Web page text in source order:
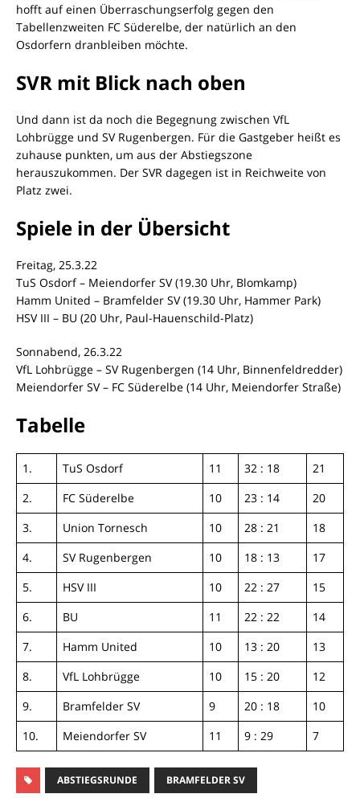
hofft auf einen Überraschungserfolg gegen den
Tabellenzweiten FC Süderelbe, der natürlich an den
Osdorfern dranbleiben möchte.
SVR mit Blick nach oben
Und dann ist da noch die Begegnung zwischen VfL
Lohbrügge und SV Rugenbergen. Für die Gastgeber heißt es
zuhause punkten, um aus der Abstiegszone
herauszukommen. Der SVR dagegen ist in Reichweite von
Platz zwei.
Spiele in der Übersicht
Freitag, 25.3.22
TuS Osdorf – Meiendorfer SV (19.30 Uhr, Blomkamp)
Hamm United – Bramfelder SV (19.30 Uhr, Hammer Park)
HSV III – BU (20 Uhr, Paul-Hauenschild-Platz)
Sonnabend, 26.3.22
VfL Lohbrügge – SV Rugenbergen (14 Uhr, Binnenfeldredder)
Meiendorfer SV – FC Süderelbe (14 Uhr, Meiendorfer Straße)
Tabelle
1. TuS Osdorf 11 32 : 18
21
2.
FC Süderelbe 10 23 : 14
20
3.
Union Tornesch 10 28 : 21
18
4.
SV Rugenbergen 10 18 : 13
17
5.
HSV III 10 22 : 27
15
6.
BU 11 22 : 22
14
7.
Hamm United 10 13 : 20
13
8.
VfL Lohbrügge 10 15 : 20
12
9.
Bramfelder SV 9 20 : 18
10
10.
Meiendorfer SV 11 9 : 29 7
ABSTIEGSRUNDE BRAMFELDER SV